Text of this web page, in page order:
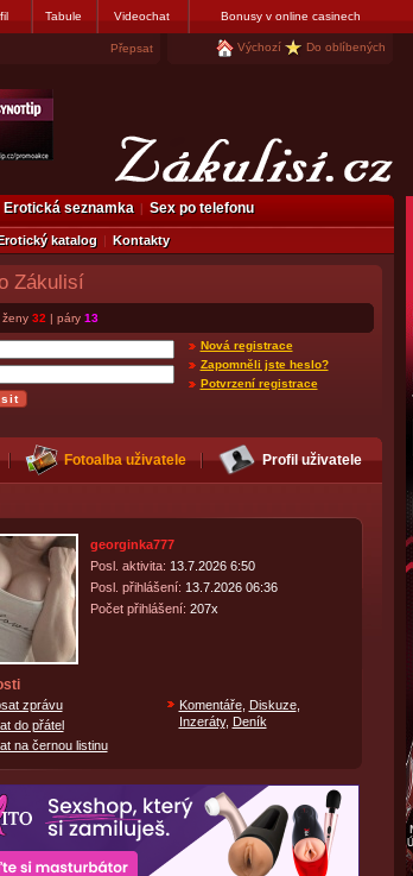
Tabule Videochat Bonusy v online casinech
Přepsat Výchozí Do oblíbených
Erotická seznamka Sex po telefonu
katalog Kontakty
Zákulisí
ženy 32 | páry 13
Nová registrace
Zapomněli jste heslo?
Potvrzení registrace
Fotoalba uživatele Profil uživatele
georginka777
Posl. aktivita: 13.7.2026 6:50
Posl. přihlášení: 13.7.2026 06:36
Počet přihlášení: 207x
zprávu
do přátel
na černou listinu
Komentáře, Diskuze,
Inzeráty, Deník